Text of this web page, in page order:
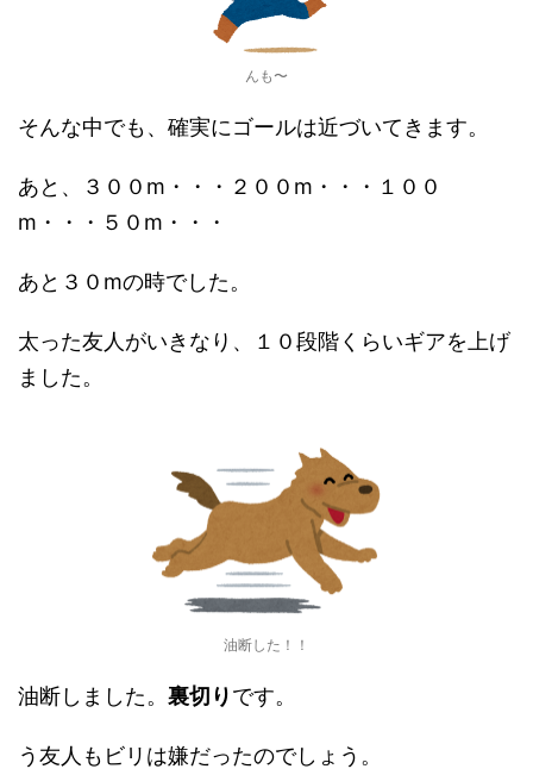
んも〜
そんな中でも、確実にゴールは近づいてきます。
あと、３００m・・・２００m・・・１００
m・・・５０m・・・
あと３０mの時でした。
太った友人がいきなり、１０段階くらいギアを上げ
ました。
油断した！！
油断しました。 裏切りです。
う友人もビリは嫌だったのでしょう。